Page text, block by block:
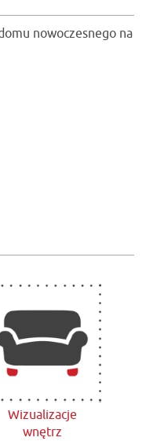
nowoczesnego na
Wizualizacje
wnętrz